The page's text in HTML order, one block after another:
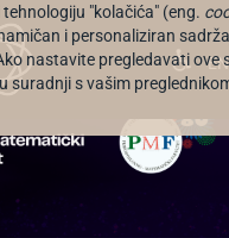
"kolačića" (eng.
i personaliziran
nastavite pregledavati ove
suradnji s vašim
EN